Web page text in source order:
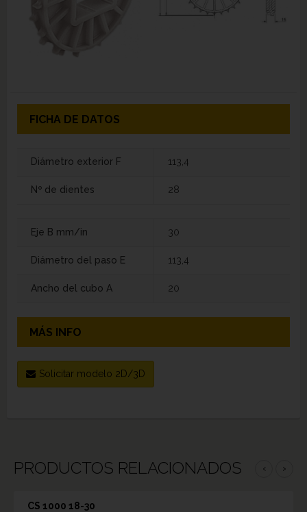
FICHA DE DATOS
Diámetro exterior F 113,4
Nº de dientes 28
Eje B mm/in 30
Diámetro del paso E 113,4
Ancho del cubo A 20
MÁS INFO
Solicitar modelo 2D/3D
PRODUCTOS RELACIONADOS ‹ ›
CS 1000 18-30